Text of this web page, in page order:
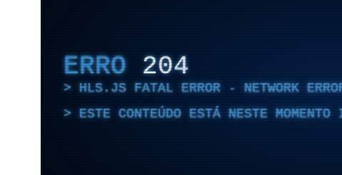
ERRO 204
HLS.JS FATAL ERROR - NETWORK
ESTE CONTEÚDO ESTÁ NESTE